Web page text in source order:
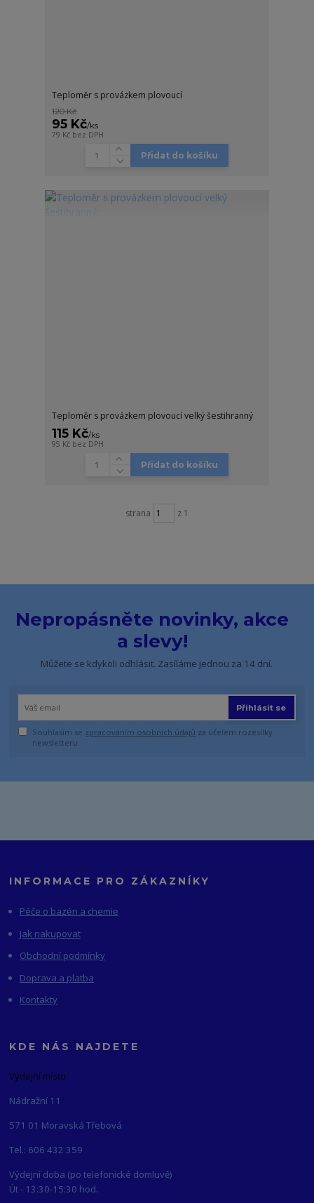
Teploměr s provázkem plovoucí
120 Kč
95 Kč/ks
79 Kč bez DPH
Přidat do košíku
Teploměr s provázkem plovoucí velký šestihranný
115 Kč/ks
95 Kč bez DPH
Přidat do košíku
strana z 1
Nepropásněte novinky, akce
a slevy!
Můžete se kdykoli odhlásit. Zasíláme jednou za 14 dní.
Přihlásit se
Souhlasím se zpracováním osobních údajů za účelem rozesílky
newsletteru.
INFORMACE PRO ZÁKAZNÍKY
Péče o bazén a chemie
Jak nakupovat
Obchodní podmínky
Doprava a platba
Kontakty
KDE NÁS NAJDETE
Výdejní místo:
Nádražní 11
571 01 Moravská Třebová
Tel.: 606 432 359
Výdejní doba (po telefonické domluvě)
Út - 13:30-15:30 hod.